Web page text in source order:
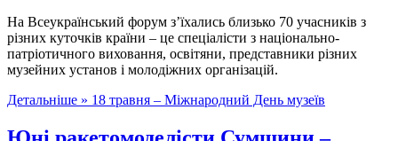
На Всеукраїнський форум з’їхались близько 70 учасників з
різних куточків країни – це спеціалісти з національно-
патріотичного виховання, освітяни, представники різних
музейних установ і молодіжних організацій.
Детальніше » 18 травня – Міжнародний День музеїв